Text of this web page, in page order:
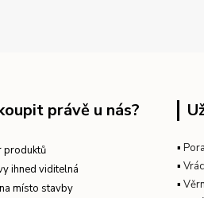
právě u nás?
produktů
ihned viditelná
místo stavby
▪
▪
▪